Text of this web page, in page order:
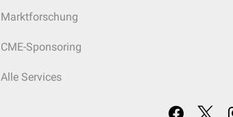
Marktforschung
CME-Sponsoring
Alle Services